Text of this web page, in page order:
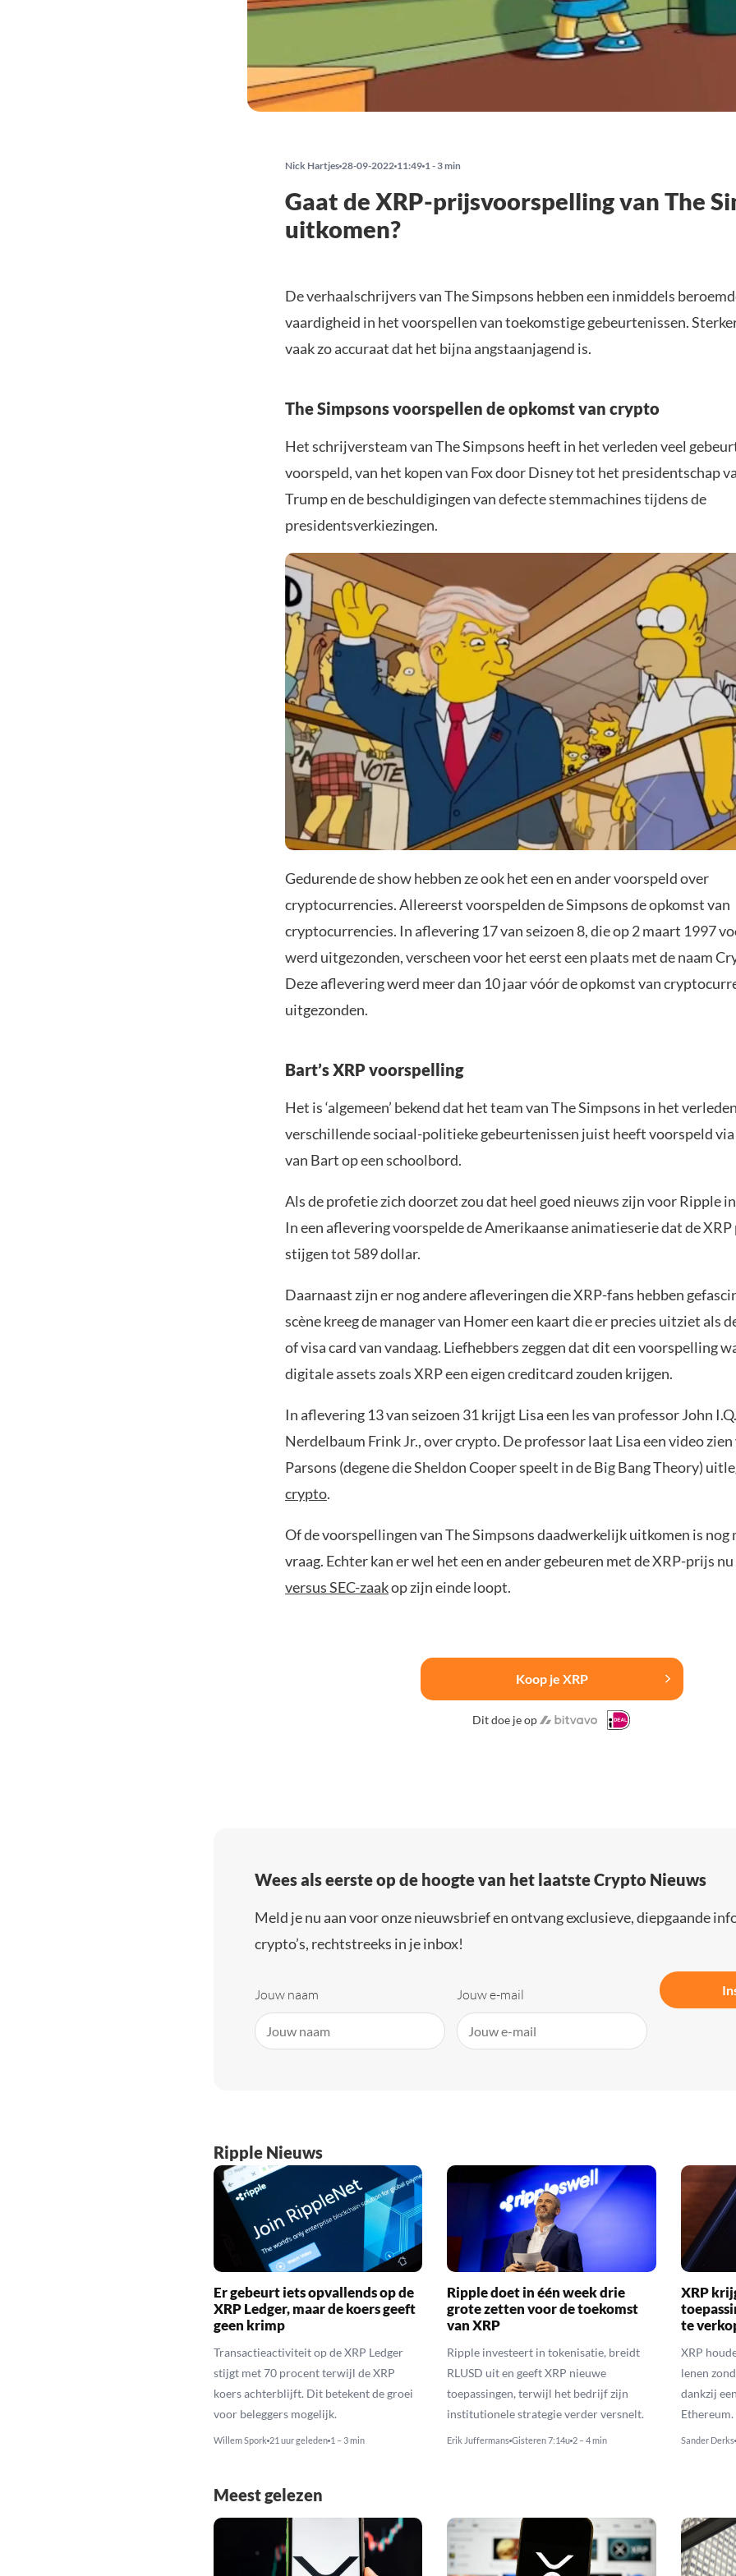
Nick Hartjes 28-09-2022 11:49 1 - 3 min
Gaat de XRP-prijsvoorspelling van The
uitkomen?
De verhaalschrijvers van The Simpsons hebben een inmiddels
vaardigheid in het voorspellen van toekomstige gebeurtenissen.
vaak zo accuraat dat het bijna angstaanjagend is.
The Simpsons voorspellen de opkomst van crypto
Het schrijversteam van The Simpsons heeft in het verleden veel
voorspeld, van het kopen van Fox door Disney tot het presidentschap
Trump en de beschuldigingen van defecte stemmachines tijdens de
presidentsverkiezingen.
Gedurende de show hebben ze ook het een en ander voorspeld over
cryptocurrencies. Allereerst voorspelden de Simpsons de opkomst van
cryptocurrencies. In aflevering 17 van seizoen 8, die op 2 maart 1997
werd uitgezonden, verscheen voor het eerst een plaats met de naam
Deze aflevering werd meer dan 10 jaar vóór de opkomst van
uitgezonden.
Bart’s XRP voorspelling
Het is ‘algemeen’ bekend dat het team van The Simpsons in het verleden
verschillende sociaal-politieke gebeurtenissen juist heeft voorspeld via
van Bart op een schoolbord.
Als de profetie zich doorzet zou dat heel goed nieuws zijn voor Ripple
In een aflevering voorspelde de Amerikaanse animatieserie dat de XRP
stijgen tot 589 dollar.
Daarnaast zijn er nog andere afleveringen die XRP-fans hebben
scène kreeg de manager van Homer een kaart die er precies uitziet als
of visa card van vandaag. Liefhebbers zeggen dat dit een voorspelling
digitale assets zoals XRP een eigen creditcard zouden krijgen.
In aflevering 13 van seizoen 31 krijgt Lisa een les van professor John I.Q.
Nerdelbaum Frink Jr., over crypto. De professor laat Lisa een video
Parsons (degene die Sheldon Cooper speelt in de Big Bang Theory)
crypto.
Of de voorspellingen van The Simpsons daadwerkelijk uitkomen is nog
vraag. Echter kan er wel het een en ander gebeuren met de XRP-prijs nu
versus SEC-zaakop zijn einde loopt.
Koop je XRP
Dit doe je op
Wees als eerste op de hoogte van het laatste Crypto Nieuws
Meld je nu aan voor onze nieuwsbrief en ontvang exclusieve, diepgaande
crypto’s, rechtstreeks in je inbox!
Jouw naam Jouw e-mail
Ripple Nieuws
Er gebeurt iets opvallends op de
XRP Ledger, maar de koers geeft
geen krimp
Transactieactiviteit op de XRP Ledger
stijgt met 70 procent terwijl de XRP
koers achterblijft. Dit betekent de groei
voor beleggers mogelijk.
Willem Spork 21 uur geleden 1 – 3 min
Ripple doet in één week drie
grote zetten voor de toekomst
van XRP
Ripple investeert in tokenisatie, breidt
RLUSD uit en geeft XRP nieuwe
toepassingen, terwijl het bedrijf zijn
institutionele strategie verder versnelt.
Erik Juffermans Gisteren 7:14u 2 – 4 min
XRP
te
XRP
lenen
dankzij
Ethereum.
Sander Derks
Meest gelezen